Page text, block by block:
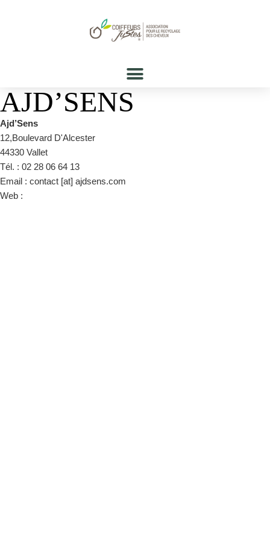
AJD’SENS
Ajd’Sens
12,Boulevard D'Alcester
44330 Vallet
Tél. : 02 28 06 64 13
Email : contact [at] ajdsens.com
Web :